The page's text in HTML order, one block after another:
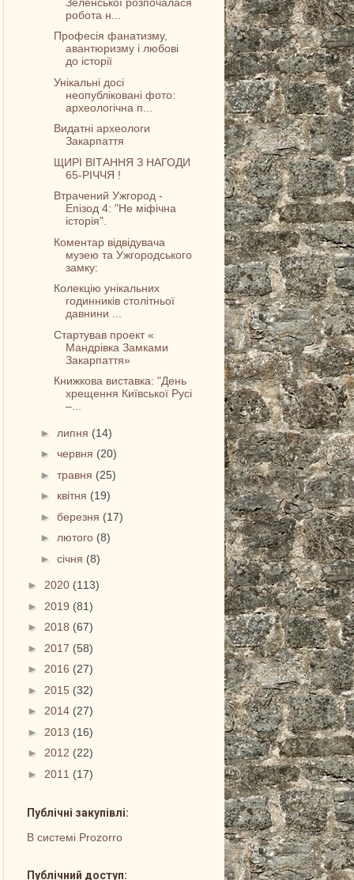
робота н...
Професія фанатизму,
авантюризму і любові
до історії
Унікальні досі
неопубліковані фото:
археологічна п...
Видатні археологи
Закарпаття
ЩИРІ ВІТАННЯ З НАГОДИ
65-РІЧЧЯ !
Втрачений Ужгород -
Епізод 4: "Не міфічна
історія".
Коментар відвідувача
музею та Ужгородського
замку:
Колекцію унікальних
годинників столітньої
давнини ...
Стартував проект «
Мандрівка Замками
Закарпаття»
Книжкова виставка: "День
хрещення Київської Русі
–...
► липня (14)
►червня (20)
►травня (25)
► квітня (19)
►березня (17)
►лютого (8)
►січня (8)
► 2020 (113)
► 2019 (81)
► 2018 (67)
► 2017 (58)
► 2016 (27)
► 2015 (32)
► 2014 (27)
► 2013 (16)
► 2012 (22)
► 2011 (17)
Публічні закупівлі:
В системі Prozorro
Публічний доступ: